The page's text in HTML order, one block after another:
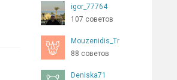
igor_77764
107 советов
Mouzenidis_Tr
88 советов
Deniska71